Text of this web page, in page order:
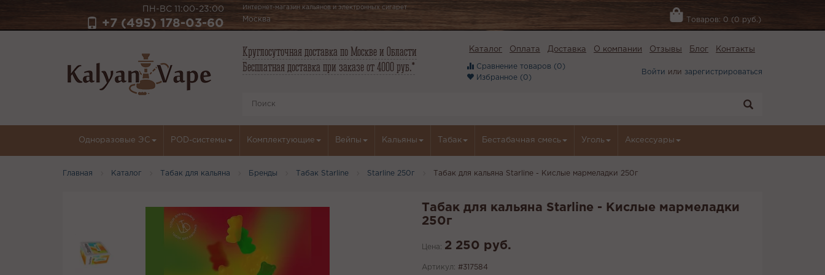
ПН-ВС 11:00-23:00
+7 (495) 178-03-60
Интернет-магазин кальянов и электронных сигарет
Москва Товаров: 0 (0 руб.)
Круглосуточная доставка по Москве и Области
Бесплатная доставка при заказе от 4000 руб.*
Каталог Оплата Доставка О компании Отзывы Блог Контакты
Сравнение товаров (0)
Избранное (0)
Войти или зарегистрироваться
Одноразовые ЭС POD-системы Комплектующие Вейпы Кальяны Табак Бестабачная смесь Уголь Аксессуары
Главная Каталог Табак для кальяна Бренды Табак Starline Starline 250г Табак для кальяна Starline - Кислые мармеладки 250г
Табак для кальяна Starline - Кислые мармеладки
250г
Цена: 2 250 руб.
Артикул: #317584